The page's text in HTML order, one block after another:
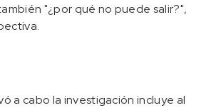
"¿por qué no puede salir?",
a cabo la investigación incluye al